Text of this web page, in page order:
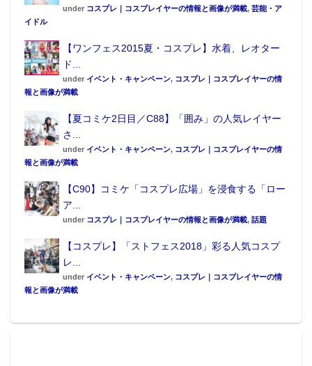
●立花ひより（たちばなひより）
Twitter：@tachibanaHiyori
誕生日:7月13日
身長: 158cm
特技／趣味:絵を描くこと、ゲーム
デビューライブ楽しくて最高でした。たくさんの声
援をいただいたのですが、もっともっと会場を盛り上
げたかったです。私の目標はグループのセンターで
す。アイドルグループってステージだけじゃなくてグ
ラビア、動画配信とかいろんな場面でのセンターがあ
under コスプレ｜コスプレイヤーの情報と画像が満載, 芸能・ア
イドル
【ワンフェス2015夏・コスプレ】水着、レオター
ド...
under イベント・キャンペーン, コスプレ｜コスプレイヤーの情
報と画像が満載
【夏コミケ2日目／C88】「囲み」の人気レイヤー
さ...
under イベント・キャンペーン, コスプレ｜コスプレイヤーの情
報と画像が満載
【C90】コミケ「コスプレ広場」を浸食する「ロー
ア...
under コスプレ｜コスプレイヤーの情報と画像が満載, 話題
【コスプレ】「ストフェス2018」彩る人気コスプ
レ...
under イベント・キャンペーン, コスプレ｜コスプレイヤーの情
報と画像が満載